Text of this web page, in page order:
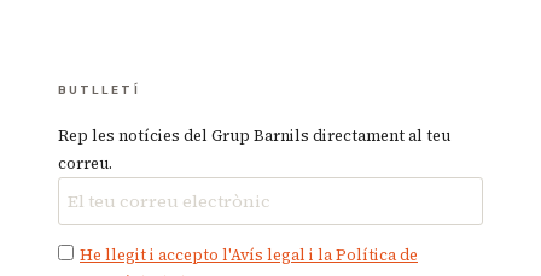
BUTLLETÍ
Rep les notícies del Grup Barnils directament al teu
correu.
He llegit i accepto l'Avís legal i la Política de